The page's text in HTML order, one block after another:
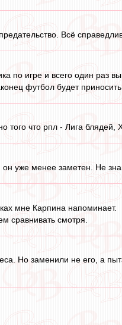
Всё
по игре и всего один раз
футбол будет
того что рпл - Лига
он уже менее заметен. Не
мне Карпина напоминает.
сравнивать смотря.
Но заменили не его, а